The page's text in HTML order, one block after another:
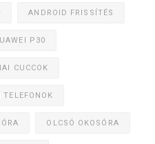
ANDROID FRISSÍTÉS
P30
CUCCOK
TELEFONOK
OLCSÓ OKOSÓRA